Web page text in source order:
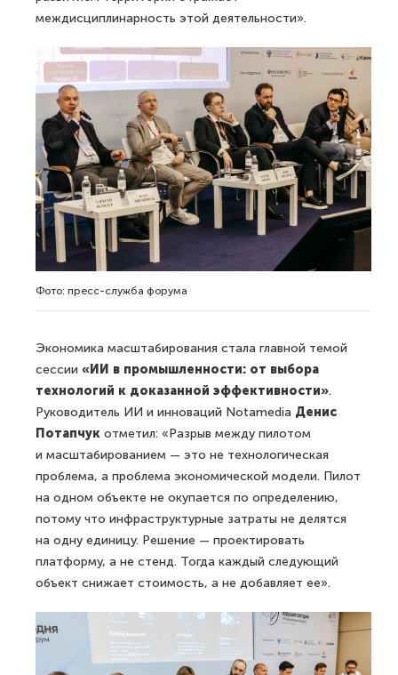
междисциплинарность этой деятельности».
Фото: пресс-служба форума
Экономика масштабирования стала главной темой
сессии «ИИ в промышленности: от выбора
технологий к доказанной эффективности».
Руководитель ИИ и инноваций Notamedia Денис
Потапчук отметил: «Разрыв между пилотом
и масштабированием — это не технологическая
проблема, а проблема экономической модели. Пилот
на одном объекте не окупается по определению,
потому что инфраструктурные затраты не делятся
на одну единицу. Решение — проектировать
платформу, а не стенд. Тогда каждый следующий
объект снижает стоимость, а не добавляет ее».